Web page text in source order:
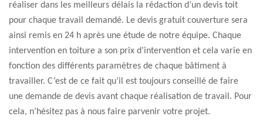
réaliser dans les meilleurs délais la rédaction d’un devis toit
pour chaque travail demandé. Le devis gratuit couverture sera
ainsi remis en 24 h après une étude de notre équipe. Chaque
intervention en toiture a son prix d’intervention et cela varie en
fonction des différents paramètres de chaque bâtiment à
travailler. C’est de ce fait qu’il est toujours conseillé de faire
une demande de devis avant chaque réalisation de travail. Pour
cela, n’hésitez pas à nous faire parvenir votre projet.